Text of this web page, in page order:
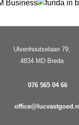
Ulvenhoutselaan 79,
4834 MD Breda
076 565 04 66
office@lucvastgoed.nl